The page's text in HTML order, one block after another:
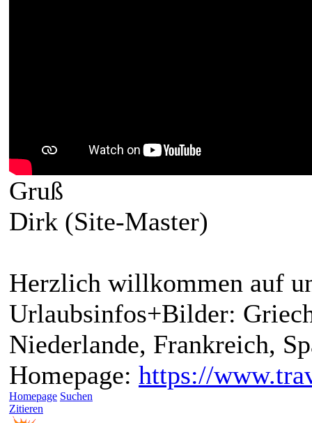
Gruß
Dirk (Site-Master)
Herzlich willkommen auf
Urlaubsinfos+Bilder:
Niederlande, Frankreich,
Homepage: https://
Homepage Suchen
Zitieren